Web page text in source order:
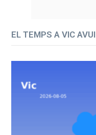
EL TEMPS A VIC AVUI